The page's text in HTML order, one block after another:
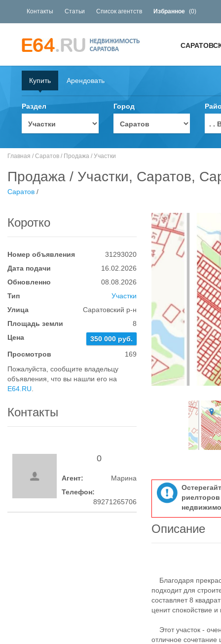
Контакты Статьи Список агентств Избранное (0)
Купить Арендовать
Раздел Город
. .
Главная / Саратов / Продажа / Участки
Продажа / Участки, Саратов,
Саратов /
Коротко
Номер объявления
31293020
Дата подачи
16.02.2026
Обновленно
08.08.2026
Тип
Участки
Улица
Саратовский р-н
Площадь земли
8
Цена
350 000 руб.
Просмотров
169
Пожалуйста, сообщите владельцу
объявления, что вы нашли его на
E64.RU
Контакты
0
Агент:
Марина
Телефон:
89271265706
Описание
Благодаря
подходит для
составляет 8
ценит спокойствие
Этот участок -
отличное